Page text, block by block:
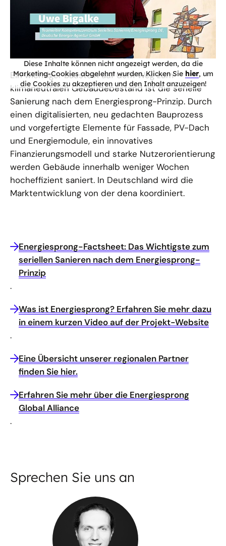
Diese Inhalte können nicht angezeigt werden, da die
Marketing-Cookies abgelehnt wurden. Klicken Sie hier, um
die Cookies zu akzeptieren und den Inhalt anzuzeigen!
Ein wichtiger Baustein auf dem Weg zum
klimaneutralen Gebäudebestand ist die serielle
Sanierung nach dem Energiesprong-Prinzip. Durch
einen digitalisierten, neu gedachten Bauprozess
und vorgefertigte Elemente für Fassade, PV-Dach
und Energiemodule, ein innovatives
Finanzierungsmodell und starke Nutzerorientierung
werden Gebäude innerhalb weniger Wochen
hocheffizient saniert. In Deutschland wird die
Marktentwicklung von der dena koordiniert.
Energiesprong-Factsheet: Das Wichtigste zum
seriellen Sanieren nach dem Energiesprong-
Prinzip
.
Was ist Energiesprong? Erfahren Sie mehr dazu
in einem kurzen Video auf der Projekt-Website
.
Eine Übersicht unserer regionalen Partner
finden Sie hier.
Erfahren Sie mehr über die Energiesprong
Global Alliance
.
Sprechen Sie uns an